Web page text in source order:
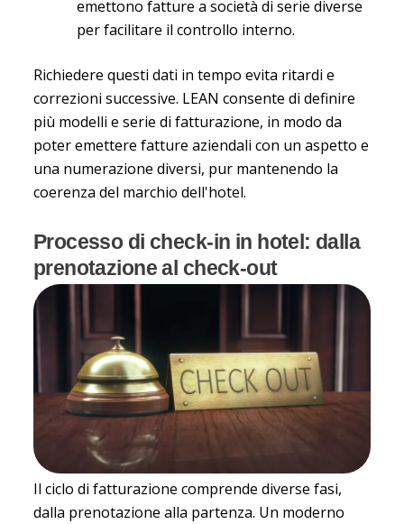
emettono fatture a società di serie diverse
per facilitare il controllo interno.
Richiedere questi dati in tempo evita ritardi e
correzioni successive. LEAN consente di definire
più modelli e serie di fatturazione, in modo da
poter emettere fatture aziendali con un aspetto e
una numerazione diversi, pur mantenendo la
coerenza del marchio dell'hotel.
Processo di check-in in hotel: dalla
prenotazione al check-out
Il ciclo di fatturazione comprende diverse fasi,
dalla prenotazione alla partenza. Un moderno